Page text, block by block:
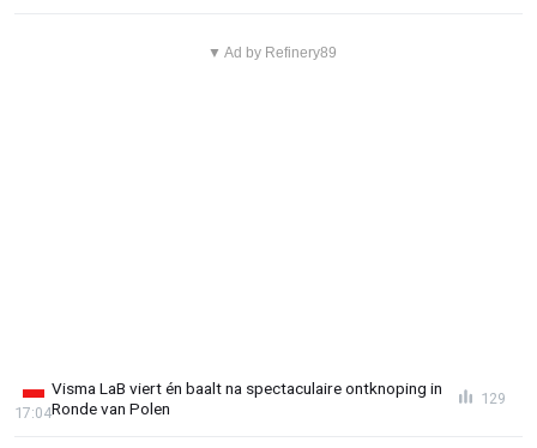
▼ Ad by Refinery89
Visma LaB viert én baalt na spectaculaire ontknoping in
Ronde van Polen
17:04
129